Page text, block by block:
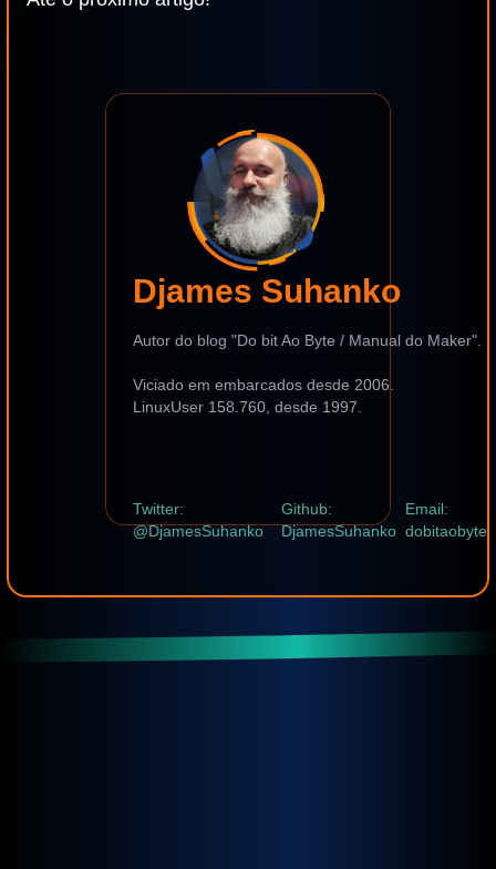
Djames Suhanko
Autor do blog "Do bit Ao Byte / Manual do Maker".
Viciado em embarcados desde 2006.
LinuxUser 158.760, desde 1997.
Twitter:
@DjamesSuhanko
Github:
DjamesSuhanko
Email: